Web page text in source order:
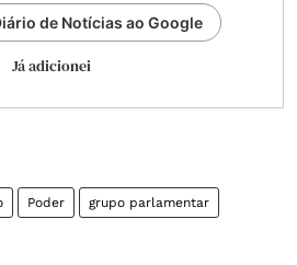
de Notícias ao Google
Já adicionei
Poder grupo parlamentar